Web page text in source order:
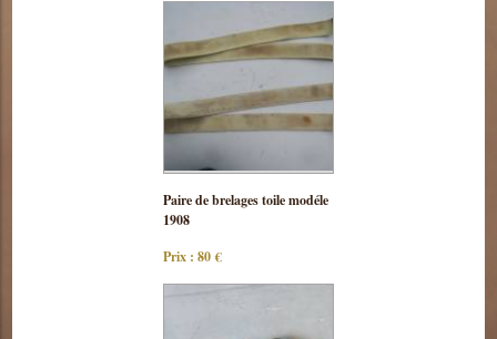
Consulter
cette pièce
Paire de brelages toile modéle
1908
Prix : 80 €